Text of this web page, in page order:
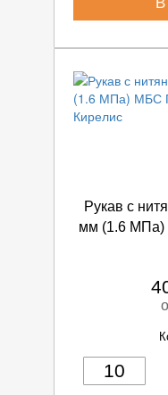
Рукав с
мм (1.6 МПа)